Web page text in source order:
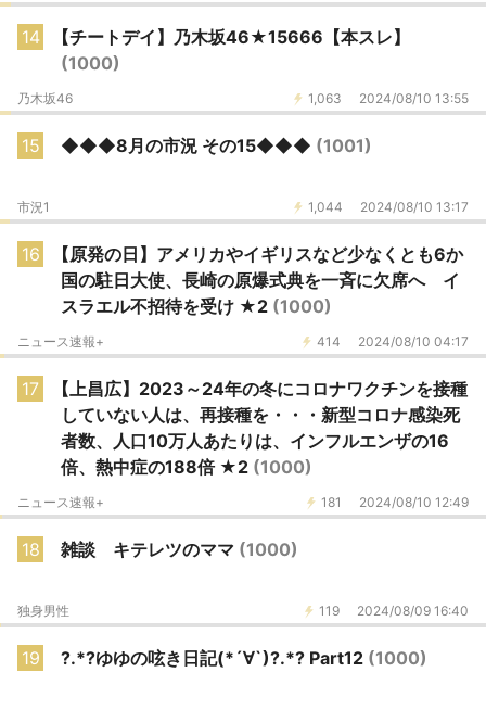
14
【チートデイ】乃木坂46★15666【本スレ】
(1000)
1,063 2024/08/10 13:55
乃木坂46
15 ◆◆◆8月の市況 その15◆◆◆ (1001)
1,044 2024/08/10 13:17
市況1
16
【原発の日】アメリカやイギリスなど少なくとも6か
国の駐日大使、長崎の原爆式典を一斉に欠席へ イ
スラエル不招待を受け ★2 (1000)
414 2024/08/10 04:17
ニュース速報+
17
【上昌広】2023～24年の冬にコロナワクチンを接種
していない人は、再接種を・・・新型コロナ感染死
者数、人口10万人あたりは、インフルエンザの16
倍、熱中症の188倍 ★2 (1000)
181 2024/08/10 12:49
ニュース速報+
18 雑談 キテレツのママ (1000)
119 2024/08/09 16:40
独身男性
19 ?.*?ゆゆの呟き日記(*´∀`)?.*? Part12 (1000)